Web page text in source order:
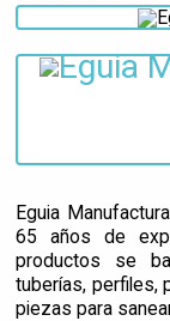
Eguia
65 años de
productos se
tuberías, perfiles,
piezas para